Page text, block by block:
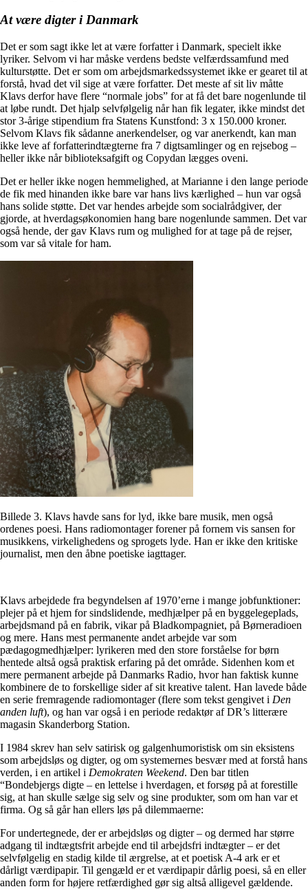
At være digter i Danmark
Det er som sagt ikke let at være forfatter i Danmark, specielt ikke
lyriker. Selvom vi har måske verdens bedste velfærdssamfund med
kulturstøtte. Det er som om arbejdsmarkedssystemet ikke er gearet til at
forstå, hvad det vil sige at være forfatter. Det meste af sit liv måtte
Klavs derfor have flere “normale jobs” for at få det bare nogenlunde til
at løbe rundt. Det hjalp selvfølgelig når han fik legater, ikke mindst det
stor 3-årige stipendium fra Statens Kunstfond: 3 x 150.000 kroner.
Selvom Klavs fik sådanne anerkendelser, og var anerkendt, kan man
ikke leve af forfatterindtægterne fra 7 digtsamlinger og en rejsebog –
heller ikke når biblioteksafgift og Copydan lægges oveni.
Det er heller ikke nogen hemmelighed, at Marianne i den lange periode
de fik med hinanden ikke bare var hans livs kærlighed – hun var også
hans solide støtte. Det var hendes arbejde som socialrådgiver, der
gjorde, at hverdagsøkonomien hang bare nogenlunde sammen. Det var
også hende, der gav Klavs rum og mulighed for at tage på de rejser,
som var så vitale for ham.
Billede 3. Klavs havde sans for lyd, ikke bare musik, men også
ordenes poesi. Hans radiomontager forener på fornem vis sansen for
musikkens, virkelighedens og sprogets lyde. Han er ikke den kritiske
journalist, men den åbne poetiske iagttager.
Klavs arbejdede fra begyndelsen af 1970’erne i mange jobfunktioner:
plejer på et hjem for sindslidende, medhjælper på en byggelegeplads,
arbejdsmand på en fabrik, vikar på Bladkompagniet, på Børneradioen
og mere. Hans mest permanente andet arbejde var som
pædagogmedhjælper: lyrikeren med den store forståelse for børn
hentede altså også praktisk erfaring på det område. Sidenhen kom et
mere permanent arbejde på Danmarks Radio, hvor han faktisk kunne
kombinere de to forskellige sider af sit kreative talent. Han lavede både
en serie fremragende radiomontager (flere som tekst gengivet i Den
anden luft), og han var også i en periode redaktør af DR’s litterære
magasin Skanderborg Station.
I 1984 skrev han selv satirisk og galgenhumoristisk om sin eksistens
som arbejdsløs og digter, og om systemernes besvær med at forstå hans
verden, i en artikel i Demokraten Weekend. Den bar titlen
“Bondebjergs digte – en lettelse i hverdagen, et forsøg på at forestille
sig, at han skulle sælge sig selv og sine produkter, som om han var et
firma. Og så går han ellers løs på dilemmaerne:
For undertegnede, der er arbejdsløs og digter – og dermed har større
adgang til indtægtsfrit arbejde end til arbejdsfri indtægter – er det
selvfølgelig en stadig kilde til ærgrelse, at et poetisk A-4 ark er et
dårligt værdipapir. Til gengæld er et værdipapir dårlig poesi, så en eller
anden form for højere retfærdighed gør sig altså alligevel gældende.